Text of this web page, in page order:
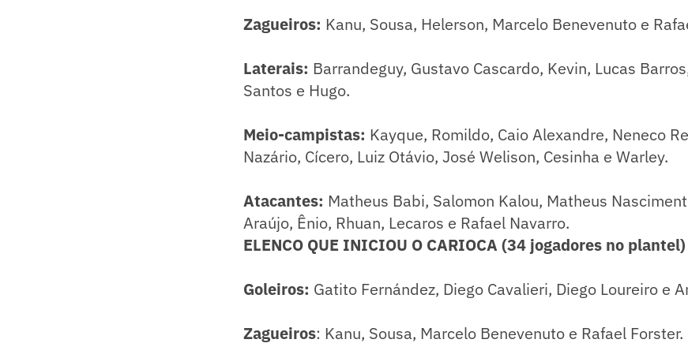
Zagueiros: Kanu, Sousa, Helerson, Marcelo Benevenuto e
Laterais: Barrandeguy, Gustavo Cascardo, Kevin, Lucas
Santos e Hugo.
Meio-campistas: Kayque, Romildo, Caio Alexandre, Neneco
Nazário, Cícero, Luiz Otávio, José Welison, Cesinha e Warley.
Atacantes: Matheus Babi, Salomon Kalou, Matheus
Araújo, Ênio, Rhuan, Lecaros e Rafael Navarro.
ELENCO QUE INICIOU O CARIOCA (34 jogadores no plantel)
Goleiros: Gatito Fernández, Diego Cavalieri, Diego Loureiro e
Zagueiros: Kanu, Sousa, Marcelo Benevenuto e Rafael Forster.